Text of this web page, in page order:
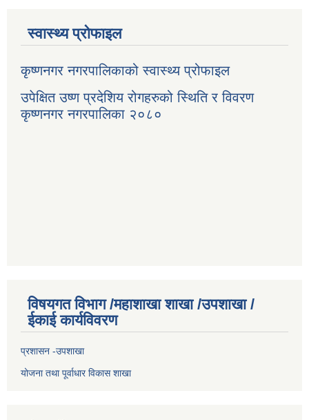
स्वास्थ्य प्रोफाइल
कृष्णनगर नगरपालिकाको स्वास्थ्य प्रोफाइल
उपेक्षित उष्ण प्रदेशिय रोगहरुको स्थिति र विवरण
कृष्णनगर नगरपालिका २०८०
विषयगत विभाग /महाशाखा शाखा /उपशाखा /
ईकाई कार्यविवरण
प्रशासन -उपशाखा
योजना तथा पूर्वाधार विकास शाखा